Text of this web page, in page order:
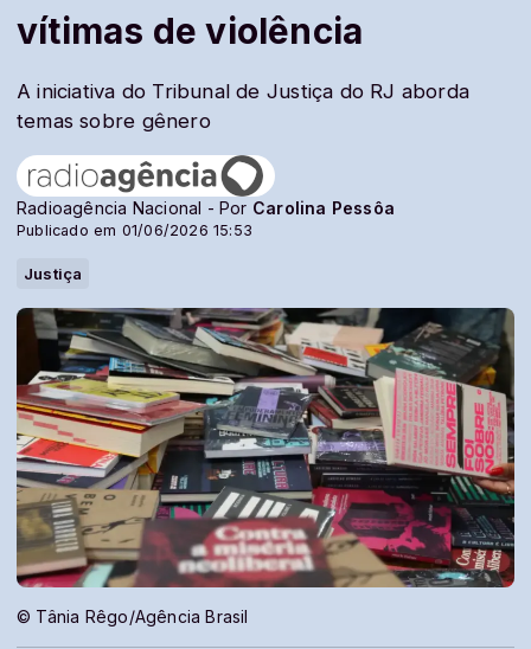
vítimas de violência
A iniciativa do Tribunal de Justiça do RJ aborda
temas sobre gênero
Radioagência Nacional - Por Carolina Pessôa
Publicado em 01/06/2026 15:53
Justiça
© Tânia Rêgo/Agência Brasil